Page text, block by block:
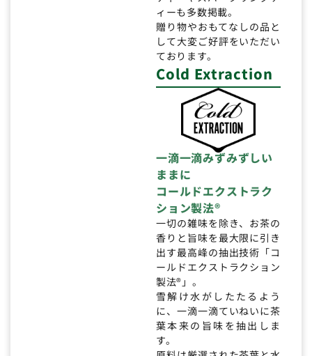
ィーも多数掲載。
贈り物やおもてなしの品と
して大変ご好評をいただい
ております。
Cold Extraction
一滴一滴みずみずしい
ままに
コールドエクストラク
ション製法®
一切の雑味を除き、お茶の
香りと旨味を最大限に引き
出す最高峰の抽出技術「コ
ールドエクストラクション
製法®」。
雪解け水がしたたるよう
に、一滴一滴ていねいに茶
葉本来の旨味を抽出しま
す。